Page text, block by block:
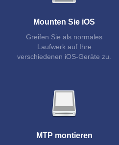
Mounten Sie iOS
Greifen Sie als normales
Laufwerk auf Ihre
verschiedenen iOS-Geräte zu.
MTP montieren